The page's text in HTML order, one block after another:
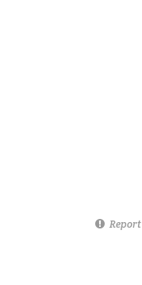
Report